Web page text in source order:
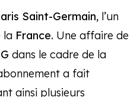
Saint-Germain, l’un
la France. Une affaire de
dans le cadre de la
a fait
ainsi plusieurs